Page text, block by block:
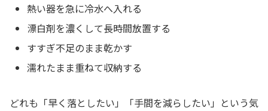
熱い器を急に冷水へ入れる
漂白剤を濃くして長時間放置する
すすぎ不足のまま乾かす
濡れたまま重ねて収納する
どれも「早く落としたい」「手間を減らしたい」という気